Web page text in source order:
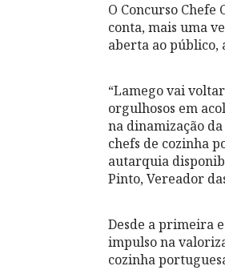
O Concurso Chefe
conta, mais uma
aberta ao público,
“Lamego vai
orgulhosos em
na dinamização
chefs de cozinha
autarquia
Pinto, Vereador
Desde a primeira
impulso na
cozinha